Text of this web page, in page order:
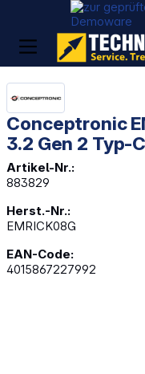
Conceptronic
3.2 Gen 2 Typ-
Artikel-Nr.:
883829
Herst.-Nr.:
EMRICK08G
EAN-Code:
4015867227992